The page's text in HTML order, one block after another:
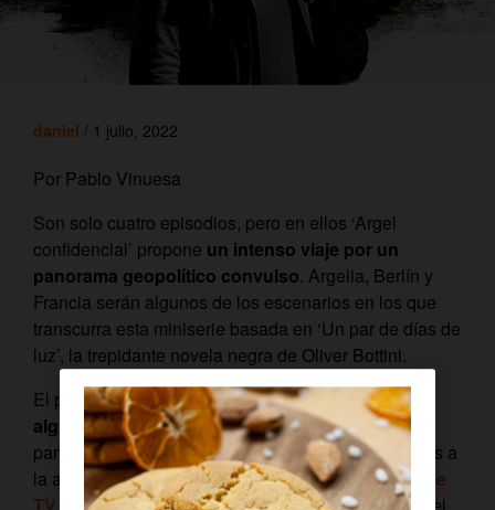
daniel / 1 julio, 2022
Por Pablo Vinuesa
Son solo cuatro episodios, pero en ellos ‘Argel
confidencial’ propone un intenso viaje por un
panorama geopolítico convulso. Argelia, Berlín y
Francia serán algunos de los escenarios en los que
transcurra esta miniserie basada en ‘Un par de días de
luz’, la trepidante novela negra de Oliver Bottini.
El próximo 4 de julio llegará aAMC, hogar de
algunas de las ficciones más interesantesdel
panorama. Una propuesta ideal para los aficionados a
la acción y las tramas policíacas. Disfruta enOrange